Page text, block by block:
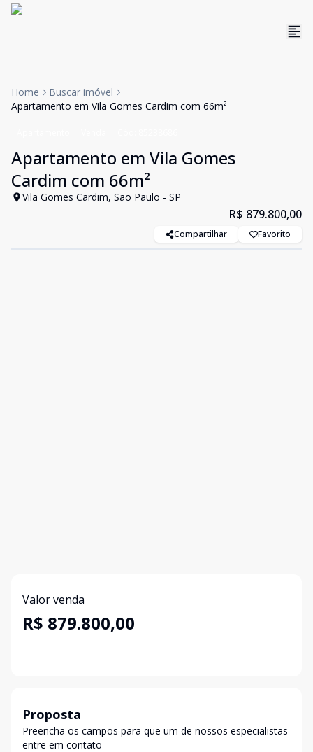
Home
Buscar imóvel
Apartamento em Vila Gomes Cardim com 66m²
Apartamento em Vila Gomes
Cardim com 66m²
Vila Gomes Cardim, São Paulo - SP
R$ 879.800,00
Compartilhar Favorito
Valor venda
R$ 879.800,00
Proposta
Preencha os campos para que um de nossos especialistas
entre em contato